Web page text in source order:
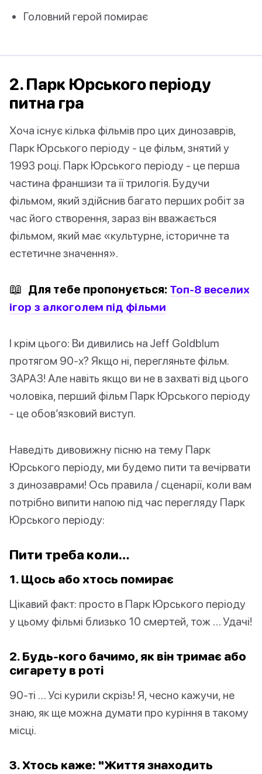
Головний герой помирає
2. Парк Юрського періоду
питна гра
Хоча існує кілька фільмів про цих динозаврів,
Парк Юрського періоду - це фільм, знятий у
1993 році. Парк Юрського періоду - це перша
частина франшизи та її трилогія. Будучи
фільмом, який здійснив багато перших робіт за
час його створення, зараз він вважається
фільмом, який має «культурне, історичне та
естетичне значення».
📖 Для тебе пропонується: Топ-8 веселих
ігор з алкоголем під фільми
І крім цього: Ви дивились на Jeff Goldblum
протягом 90-х? Якщо ні, перегляньте фільм.
ЗАРАЗ! Але навіть якщо ви не в захваті від цього
чоловіка, перший фільм Парк Юрського періоду
- це обов’язковий виступ.
Наведіть дивовижну пісню на тему Парк
Юрського періоду, ми будемо пити та вечірвати
з динозаврами! Ось правила / сценарії, коли вам
потрібно випити напою під час перегляду Парк
Юрського періоду:
Пити треба коли…
1. Щось або хтось помирає
Цікавий факт: просто в Парк Юрського періоду
у цьому фільмі близько 10 смертей, тож … Удачі!
2. Будь-кого бачимо, як він тримає або
сигарету в роті
90-ті … Усі курили скрізь! Я, чесно кажучи, не
знаю, як ще можна думати про куріння в такому
місці.
3. Хтось каже: "Життя знаходить